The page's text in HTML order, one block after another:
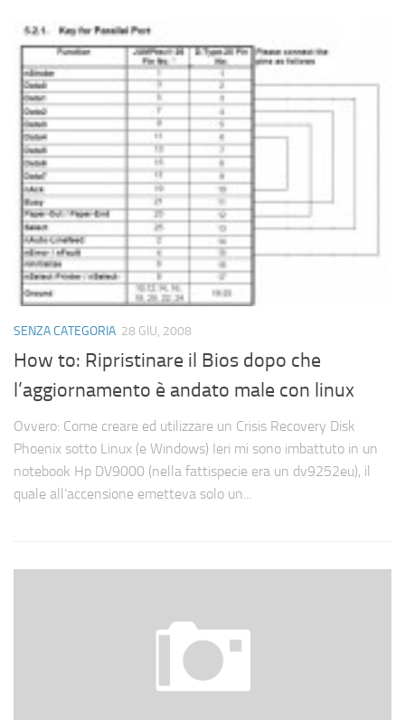
SENZA CATEGORIA 28 GIU, 2008
How to: Ripristinare il Bios dopo che
l’aggiornamento è andato male con linux
Ovvero: Come creare ed utilizzare un Crisis Recovery Disk
Phoenix sotto Linux (e Windows) Ieri mi sono imbattuto in un
notebook Hp DV9000 (nella fattispecie era un dv9252eu), il
quale all’accensione emetteva solo un...